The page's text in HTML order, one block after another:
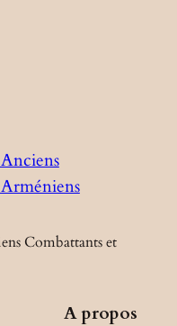
Combattants et
A propos